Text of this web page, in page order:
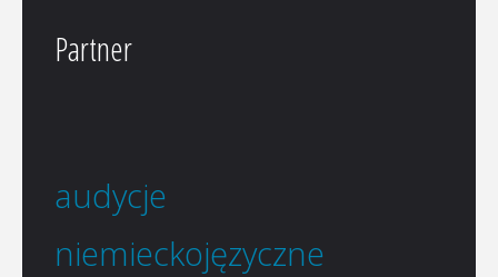
Partner
audycje
niemieckojęzyczne